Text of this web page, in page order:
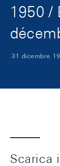
1950 /
31 dicembre
Scarica